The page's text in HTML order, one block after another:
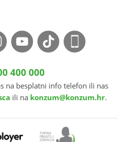
400 000
na besplatni info telefon ili nas
ili na konzum@konzum.hr.